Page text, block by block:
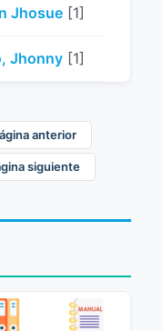
Jhosue [1]
Jhonny [1]
anterior
siguiente